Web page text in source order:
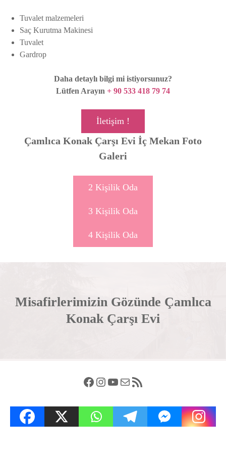
Tuvalet malzemeleri
Saç Kurutma Makinesi
Tuvalet
Gardrop
Daha detaylı bilgi mi istiyorsunuz?
Lütfen Arayın + 90 533 418 79 74
İletişim !
Çamlıca Konak Çarşı Evi İç Mekan Foto
Galeri
2 Kişilik Oda
3 Kişilik Oda
4 Kişilik Oda
Misafirlerimizin Gözünde Çamlıca
Konak Çarşı Evi
Facebook Instagram YouTube E-posta RSS akışı